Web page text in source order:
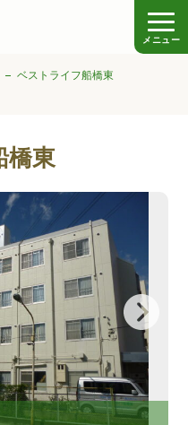
メニュー
ベストライフ船橋東
橋東